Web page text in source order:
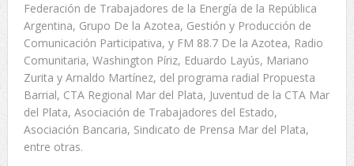
Federación de Trabajadores de la Energía de la República
Argentina, Grupo De la Azotea, Gestión y Producción de
Comunicación Participativa, y FM 88.7 De la Azotea, Radio
Comunitaria, Washington Píriz, Eduardo Layús, Mariano
Zurita y Arnaldo Martínez, del programa radial Propuesta
Barrial, CTA Regional Mar del Plata, Juventud de la CTA Mar
del Plata, Asociación de Trabajadores del Estado,
Asociación Bancaria, Sindicato de Prensa Mar del Plata,
entre otras.